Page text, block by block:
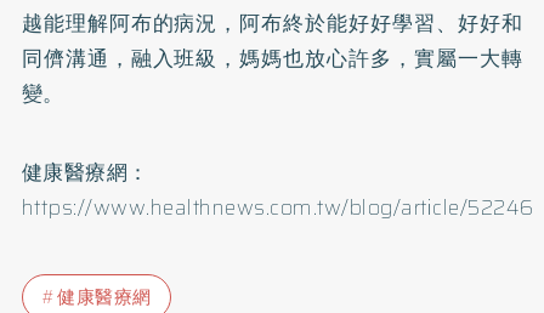
越能理解阿布的病況，阿布終於能好好學習、好好和
同儕溝通，融入班級，媽媽也放心許多，實屬一大轉
變。
健康醫療網：
https://www.healthnews.com.tw/blog/article/52246
健康醫療網